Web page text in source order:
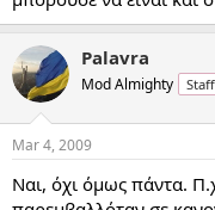
Palavra
Mod Almighty
Mar 4, 2009
Ναι, όχι όμως πάντα.